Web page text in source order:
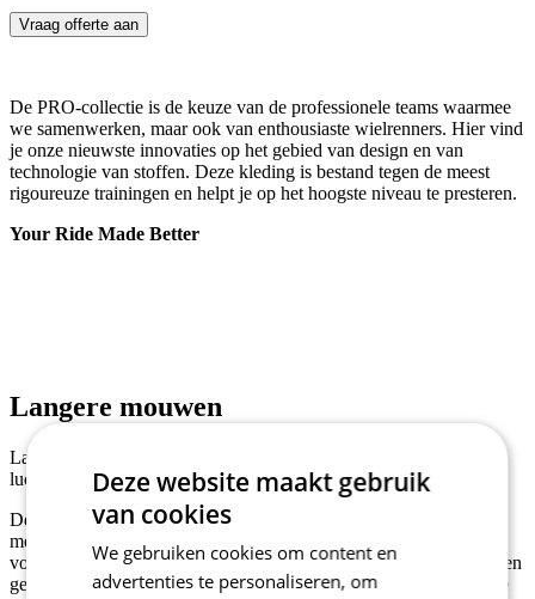
Vraag offerte aan
De PRO-collectie is de keuze van de professionele teams waarmee
we samenwerken, maar ook van enthousiaste wielrenners. Hier vind
je onze nieuwste innovaties op het gebied van design en van
technologie van stoffen. Deze kleding is bestand tegen de meest
rigoureuze trainingen en helpt je op het hoogste niveau te presteren.
Your Ride Made Better
Langere mouwen
Langere mouwen die met een boord zijn afgezoomd voor minder
luchtweerstand voor maximaal aerodynamisch voordeel.
De eerste keer dat je een van onze wielershirts draagt, is het
mogelijk dat de mouwen te nauw rond je arm voelen. Dit is
volkomen normaal. Om die snelle, aerodynamische fit te garanderen
gebruiken we een flexibele en duurzame tape aan het einde van de
Deze website maakt gebruik
van cookies
We gebruiken cookies om content en
advertenties te personaliseren, om